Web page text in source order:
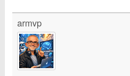
armvp